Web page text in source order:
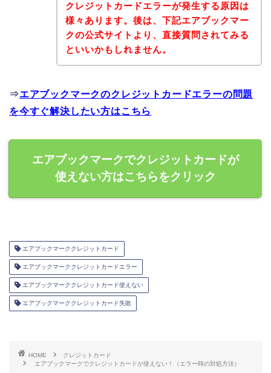
クレジットカードエラーが発生する原因は
様々あります。後は、下記エアブックマー
クの公式サイトより、直接質問されてみる
といいかもしれません。
⇒エアブックマークのクレジットカードエラーの問題
を今すぐ解決したい方はこちら
エアブックマークでクレジットカードが
使えない方はこちらをクリック
エアブックマーククレジットカード
エアブックマーククレジットカードエラー
エアブックマーククレジットカード使えない
エアブックマーククレジットカード失敗
HOME
クレジットカード
エアブックマークでクレジットカードが使えない！（エラー時の対処方法）